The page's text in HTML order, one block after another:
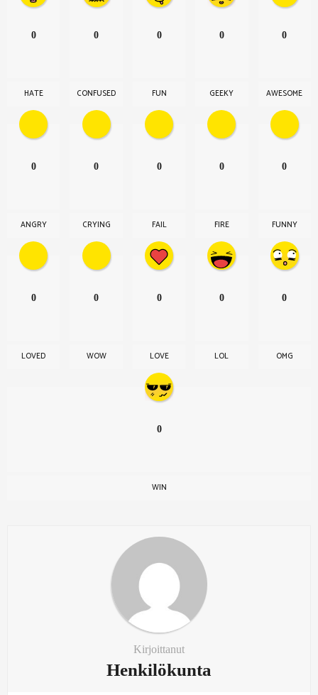
0
HATE
0
CONFUSED
0
FUN
0
GEEKY
0
AWESOME
0
ANGRY
0
CRYING
0
FAIL
0
FIRE
0
FUNNY
0
LOVED
0
WOW
0
LOVE
0
LOL
0
OMG
0
WIN
Kirjoittanut
Henkilökunta